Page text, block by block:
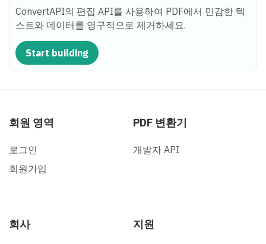
ConvertAPI의 편집 API를 사용하여 PDF에서 민감한 텍
스트와 데이터를 영구적으로 제거하세요.
Start building
회원 영역
로그인
회원가입
PDF 변환기
개발자 API
회사 지원